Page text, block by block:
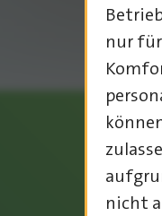
nur
nicht